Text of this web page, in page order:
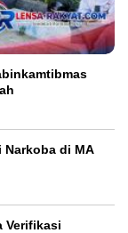
Narkoba di MA
Verifikasi